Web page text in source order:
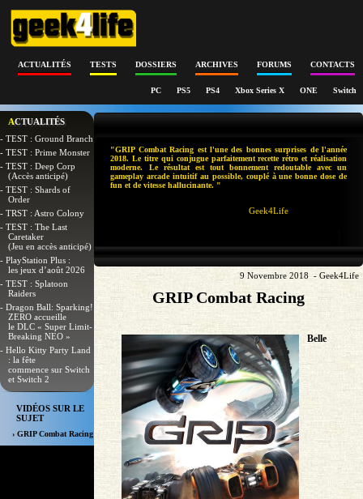
ACTUALITÉS TESTS DOSSIERS ARCHIVES FORUMS CONTACTS
PC PS5 PS4 Xbox Series X ONE Switch
ACTUALITÉS
- TEST : Ground Branch
- TEST : Prime Monster
- TEST : Deep Corp
(Accès anticipé)
- TEST : Shards of
Order
- TRST : Astro Colony
- TEST : The Last
Caretaker
(Jeu en accès anticipé)
- PlayStation Plus :
les jeux d’août 2026
- TEST : Splatoon
Raiders
- Dragon Ball: Sparking!
ZERO accueille
le DLC « Super Limit-
Breaking NEO »
- Hello Kitty Party Land
: la fête
commence sur Switch
et Switch 2
VIDÉOS SUR LE
SUJET
› GRIP Combat Racing
"GRIP Combat Racing est l'une des bonnes surprises de l'année
2018. Le titre qui conjugue parfaitement recette rétro et réalisation
moderne. Le résultat est tout bonnement redoutable avec un
gameplay arcade intuitif au possible, couplé à une bonne dose de
fun et de vitesse hallucinante. "
Geek4Life
9 Novembre 2018 - Geek4Life
GRIP Combat Racing
Belle